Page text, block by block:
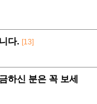
다. [13]
하신 분은 꼭 보세